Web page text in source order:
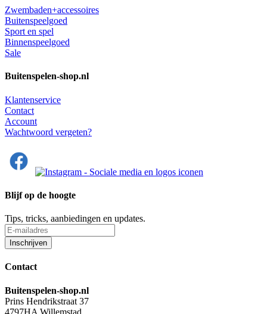
Zwembaden+accessoires
Buitenspeelgoed
Sport en spel
Binnenspeelgoed
Sale
Buitenspelen-shop.nl
Klantenservice
Contact
Account
Wachtwoord vergeten?
Blijf op de hoogte
Tips, tricks, aanbiedingen en updates.
Contact
Buitenspelen-shop.nl
Prins Hendrikstraat 37
4797HA Willemstad